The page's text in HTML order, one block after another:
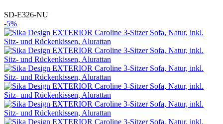
SD-E326-NU
-5%